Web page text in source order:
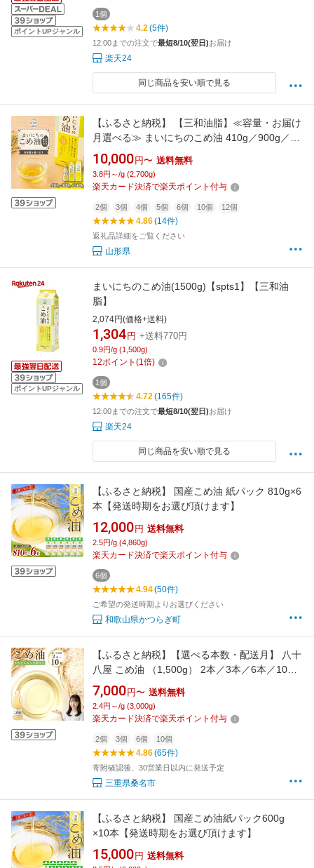
ポイントUPジャンル
1個
4.2(5件)
12:00までの注文で最短8/10(翌日)お届け
楽天24
同じ商品を安い順で見る
【ふるさと納税】 【三和油脂】≪容量・お届け
月選べる≫ まいにちのこめ油 410g／900g／
1500g 2本～12本 贈答用 ご自宅用 ギフト用 お
中元 常温 食用油 調理油 食品 山形県 F2Y-
6882var
10,000 円〜 送料無料
3.8円～/g (2,700g)
楽天カード決済で楽天ポイント付与
2個 3個 4個 5個 6個 10個 12個
4.86(14件)
返礼品詳細をご覧ください
山形県
ポイントUPジャンル
まいにちのこめ油(1500g)【spts1】【三和油
脂】
2,074円(価格+送料)
1,304 円 +送料770円
0.9円/g (1,500g)
12ポイント (1倍)
1個
4.72(165件)
12:00までの注文で最短8/10(翌日)お届け
楽天24
同じ商品を安い順で見る
【ふるさと納税】 国産こめ油 紙パック 810g×6
本【発送時期をお選び頂けます】
12,000 円 送料無料
2.5円/g (4,860g)
楽天カード決済で楽天ポイント付与
6個
4.94(50件)
ご希望の発送時期よりお選びください
和歌山県かつらぎ町
【ふるさと納税】【選べる本数・配送月】 八十
八屋 こめ油 （1,500g） 2本／3本／6本／10本
かんたん★レシピ集 7000円 ～ 30000円 8千円
～ 3万円 1500g 油 オイル 米油 調味料 料理 国
産 100% 米ぬか 揚げ物 炒め物 健康志向 大容量
7,000 円〜 送料無料
2.4円～/g (3,000g)
楽天カード決済で楽天ポイント付与
2個 3個 6個 10個
4.86(65件)
寄附確認後、30営業日以内に発送予定
三重県桑名市
【ふるさと納税】 国産こめ油紙パック600g
×10本【発送時期をお選び頂けます】
15,000 円 送料無料